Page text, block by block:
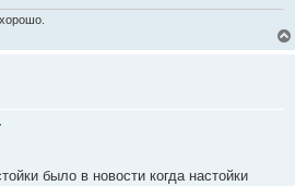
было в новости когда настойки